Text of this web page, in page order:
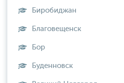
Биробиджан
Благовещенск
Бор
Буденновск